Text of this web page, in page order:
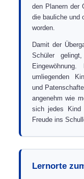
den Planern der
die bauliche und
worden.
Damit der
Schüler
umliegenden
und
angenehm wie
sich jedes
Freude ins
Lernorte